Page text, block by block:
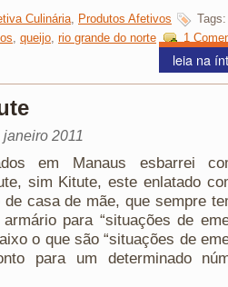
Culinária, Produtos Afetivos
, queijo, rio grande do norte 1
leia na
2011
em Manaus esbarrei
sim Kitute, este enlatado
casa de mãe, que sempre
para “situações de
o que são “situações de
para um determinado